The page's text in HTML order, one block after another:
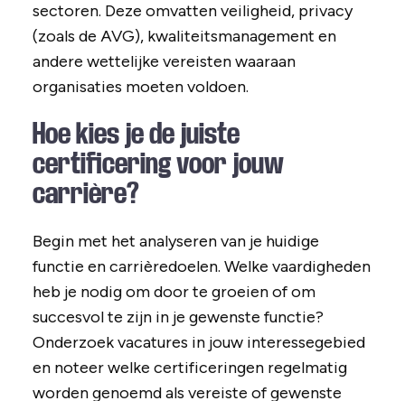
sectoren. Deze omvatten veiligheid, privacy
(zoals de AVG), kwaliteitsmanagement en
andere wettelijke vereisten waaraan
organisaties moeten voldoen.
Hoe kies je de juiste
certificering voor jouw
carrière?
Begin met het analyseren van je huidige
functie en carrièredoelen. Welke vaardigheden
heb je nodig om door te groeien of om
succesvol te zijn in je gewenste functie?
Onderzoek vacatures in jouw interessegebied
en noteer welke certificeringen regelmatig
worden genoemd als vereiste of gewenste